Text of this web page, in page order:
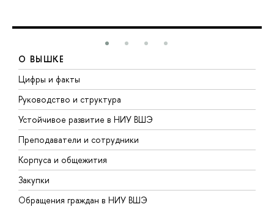
О ВЫШКЕ
Цифры и факты
Руководство и структура
Устойчивое развитие в НИУ ВШЭ
Преподаватели и сотрудники
Корпуса и общежития
Закупки
Обращения граждан в НИУ ВШЭ